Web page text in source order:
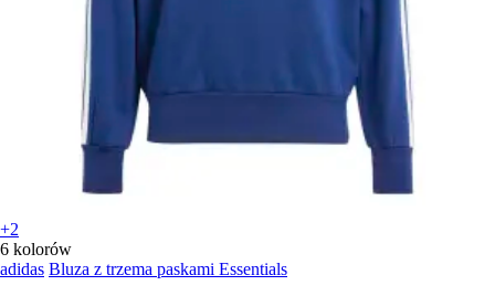
+2
6 kolorów
adidas Bluza z trzema paskami Essentials